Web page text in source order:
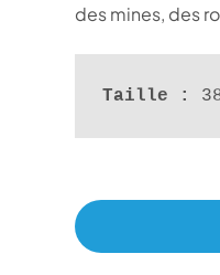
des mines, des
Taille :